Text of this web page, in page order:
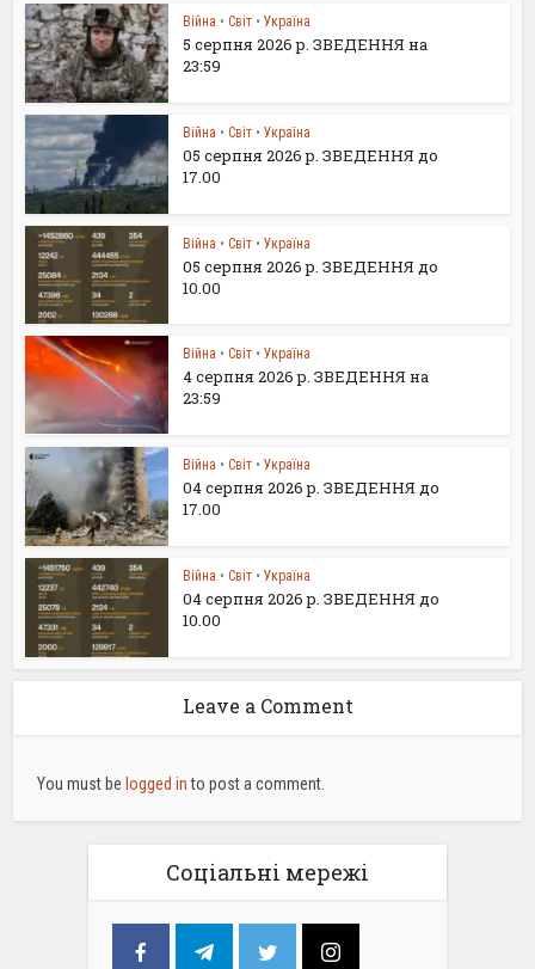
Війна • Світ • Україна
5 серпня 2026 р. ЗВЕДЕННЯ на
23:59
Війна • Світ • Україна
05 серпня 2026 р. ЗВЕДЕННЯ до
17.00
Війна • Світ • Україна
05 серпня 2026 р. ЗВЕДЕННЯ до
10.00
Війна • Світ • Україна
4 серпня 2026 р. ЗВЕДЕННЯ на
23:59
Війна • Світ • Україна
04 серпня 2026 р. ЗВЕДЕННЯ до
17.00
Війна • Світ • Україна
04 серпня 2026 р. ЗВЕДЕННЯ до
10.00
Leave a Comment
You must be logged into post a comment.
Соціальні мережі